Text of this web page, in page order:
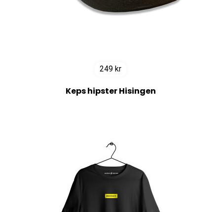
249 kr
Keps hipster Hisingen